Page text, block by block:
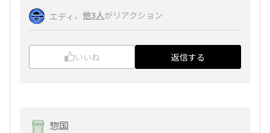
エディ 、 他3人がリアクション
いいね 返信する
惣国